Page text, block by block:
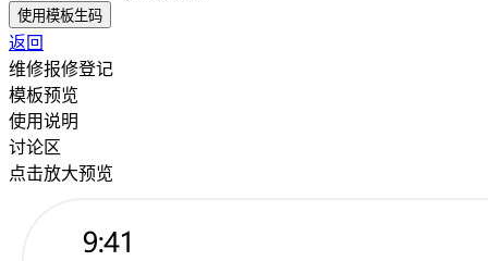
使用模板生码
返回
维修报修登记
模板预览
使用说明
讨论区
点击放大预览